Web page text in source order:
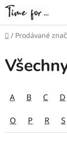
Přejít
obsah
Domů
/ Prodávané
A B C D
O P R S